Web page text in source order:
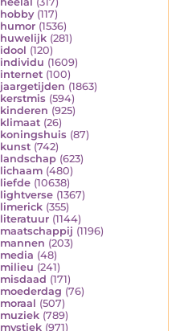
hobby (117)
humor (1536)
huwelijk (281)
idool (120)
individu (1609)
internet (100)
jaargetijden (1863)
kerstmis (594)
kinderen (925)
klimaat (26)
koningshuis (87)
kunst (742)
landschap (623)
lichaam (480)
liefde (10638)
lightverse (1367)
limerick (355)
literatuur (1144)
maatschappij (1196)
mannen (203)
media (48)
milieu (241)
misdaad (171)
moederdag (76)
moraal (507)
muziek (789)
mystiek (971)